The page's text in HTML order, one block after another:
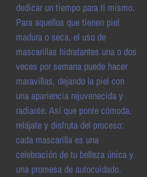
dedicar un tiempo para ti mismo.
Para aquellos que tienen piel
madura o seca, el uso de
mascarillas hidratantes una o dos
veces por semana puede hacer
maravillas, dejando la piel con
una apariencia rejuvenecida y
radiante. Así que ponte cómoda,
relájate y disfruta del proceso:
cada mascarilla es una
celebración de tu belleza única y
una promesa de autocuidado.